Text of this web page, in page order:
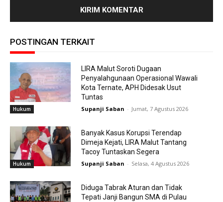
POSTINGAN TERKAIT
Hukum
LIRA Malut Soroti Dugaan
Penyalahgunaan Operasional Wawali
Kota Ternate, APH Didesak Usut
Tuntas
Supanji Saban - Jumat, 7 Agustus 2026
Hukum
Banyak Kasus Korupsi Terendap
Dimeja Kejati, LIRA Malut Tantang
Tacoy Tuntaskan Segera
Supanji Saban - Selasa, 4 Agustus 2026
Diduga Tabrak Aturan dan Tidak
Tepati Janji Bangun SMA di Pulau